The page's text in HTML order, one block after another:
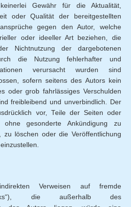
Gewähr für die Aktualität,
oder Qualität der bereitgestellten
gegen den Autor, welche
oder ideeller Art beziehen, die
Nichtnutzung der dargebotenen
die Nutzung fehlerhafter und
verursacht wurden sind
sofern seitens des Autors kein
oder grob fahrlässiges Verschulden
freibleibend und unverbindlich. Der
vor, Teile der Seiten oder
gesonderte Ankündigung zu
zu löschen oder die Veröffentlichung
Verweisen auf fremde
die außerhalb des